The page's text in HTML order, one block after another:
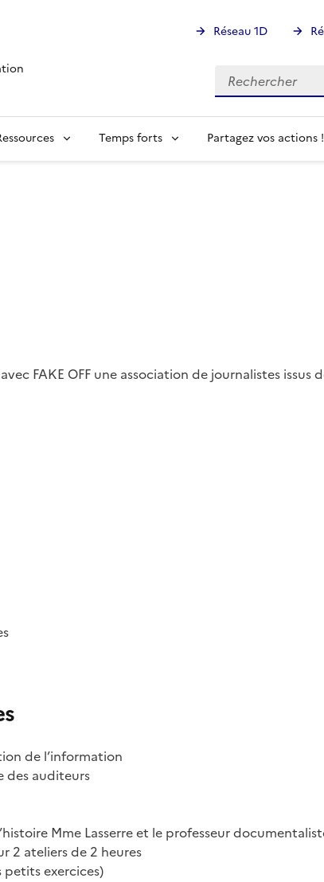
Réseau 1D
Rechercher
Rechercher
Temps forts Partagez vos actions !
FAKE OFF une association de journalistes issus
de l’information
des auditeurs
Mme Lasserre et le professeur
2 ateliers de 2 heures
exercices)